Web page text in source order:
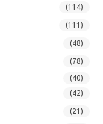
(114)
(111)
(48)
(78)
(40)
(42)
(21)